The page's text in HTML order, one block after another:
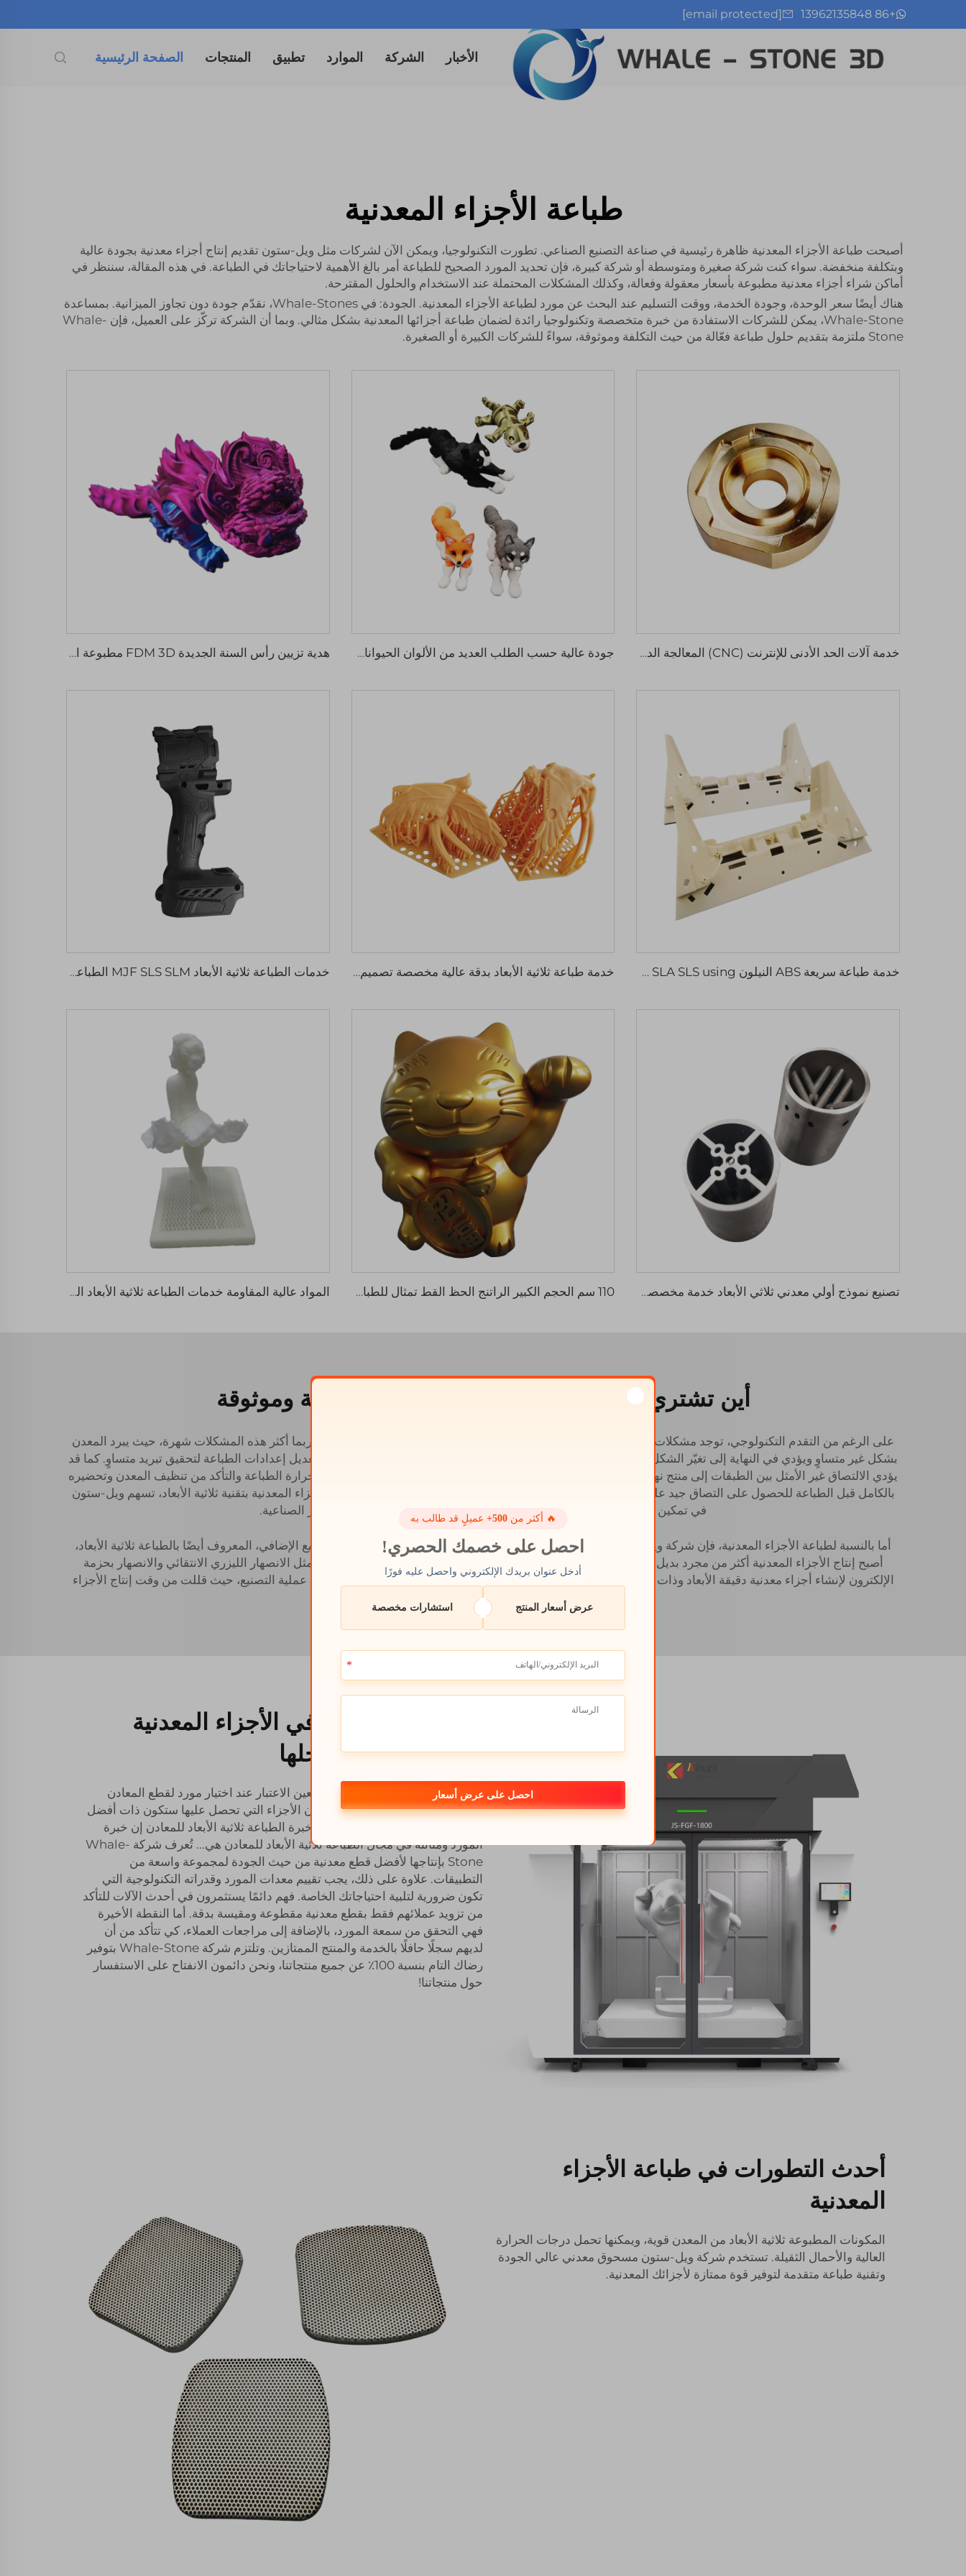
+86 13962135848
[email protected]
الصفحة الرئيسية المنتجات تطبيق الموارد الشركة الأخبار
طباعة الأجزاء المعدنية
أصبحت طباعة الأجزاء المعدنية ظاهرة رئيسية في صناعة التصنيع الصناعي. تطورت التكنولوجيا، ويمكن الآن لشركات مثل ويل-ستون تقديم إنتاج أجزاء معدنية بجودة عالية
وبتكلفة منخفضة. سواء كنت شركة صغيرة ومتوسطة أو شركة كبيرة، فإن تحديد المورد الصحيح للطباعة أمر بالغ الأهمية لاحتياجاتك في الطباعة. في هذه المقالة، سننظر في
أماكن شراء أجزاء معدنية مطبوعة بأسعار معقولة وفعالة، وكذلك المشكلات المحتملة عند الاستخدام والحلول المقترحة.
هناك أيضًا سعر الوحدة، وجودة الخدمة، ووقت التسليم عند البحث عن مورد لطباعة الأجزاء المعدنية. الجودة: في Whale-Stones، نقدّم جودة دون تجاوز الميزانية. بمساعدة
Whale-Stone، يمكن للشركات الاستفادة من خبرة متخصصة وتكنولوجيا رائدة لضمان طباعة أجزائها المعدنية بشكل مثالي. وبما أن الشركة تركّز على العميل، فإن Whale-
Stone ملتزمة بتقديم حلول طباعة فعّالة من حيث التكلفة وموثوقة، سواءً للشركات الكبيرة أو الصغيرة.
خدمة آلات الحد الأدنى للإنترنت (CNC) المعالجة الدقيقة قطع الفولاذ المقاوم للصدأ والألومنيوم المزروعة والمتحولة مكونات الغيار نوع الحفر جودة عالية حسب الطلب العديد من الألوان الحيوانات المطبوعة 3d ألعاب الأطفال لجمع وتخفيف التوتر هدية تزيين رأس السنة الجديدة FDM 3D مطبوعة الصينية الرقص الأسد الهدايا المهنية التقليدية مهرجان
خدمة طباعة سريعة ABS النيلون SLA SLS using مادة راتنج ثلاثية الأبعاد وتشغيل دقيق خدمة طباعة ثلاثية الأبعاد بدقة عالية مخصصة تصميم نماذج شمع أحمر احترافي باستخدام راتنج خدمات الطباعة ثلاثية الأبعاد MJF SLS SLM الطباعة ثلاثية الأبعاد الصلب المقاوم للصدأ عالية الجودة
تصنيع نموذج أولي معدني ثلاثي الأبعاد خدمة مخصصة للفولاذ المقاوم للصدأ والألومنيوم قطع معدنية مطبوعة ثلاثية الأبعاد 110 سم الحجم الكبير الراتنج الحظ القط تمثال للطباعة ثلاثية الأبعاد رش طلاء مع التصنيع الدقيق المواد عالية المقاومة خدمات الطباعة ثلاثية الأبعاد المنتجات المطبوعة ثلاثية الأبعاد بالراتنج المخصصة لتدريس الفن
أين تشتري أجزاء معدنية مطبوعة بأسعار معقولة وموثوقة
على الرغم من التقدم التكنولوجي، توجد مشكلات عامة تحدث بشكل شائع أثناء طباعة المكونات المعدنية. إن الانحناء هو ربما أكثر هذه المشكلات شهرة، حيث يبرد المعدن
بشكل غير متساوٍ ويؤدي في النهاية إلى تغيّر الشكل. وللتغلب على ذلك، تقترح شركة ويل-ستون استخدام هياكل داعمة وتعديل إعدادات الطباعة لتحقيق تبريد متساوٍ. كما قد
يؤدي الالتصاق غير الأمثل بين الطبقات إلى منتج نهائي ضعيف من حيث القوة الفيزيائية. وتوصي ويل-ستون بتعديل درجة حرارة الطباعة والتأكد من تنظيف المعدن وتحضيره
بالكامل قبل الطباعة للحصول على التصاق جيد على الأشكال. ومن خلال التغلب على أكثر التحديات شيوعاً في طباعة الأجزاء المعدنية بتقنية ثلاثية الأبعاد، تسهم ويل-ستون
في تمكين الشركات من التركيز على تطوير منتجات عالية الجودة والامتثال للمعايير الصناعية.
أما بالنسبة لطباعة الأجزاء المعدنية، فإن شركة ويل-ستون تتماشى مع أحدث التقنيات الحديثة اليوم. وبفضل ظهور التصنيع الإضافي، المعروف أيضًا بالطباعة ثلاثية الأبعاد،
أصبح إنتاج الأجزاء المعدنية أكثر من مجرد بديل أرخص وأسرع للعمليات القديمة. وتستخدم ويل-ستون معدات متقدمة مثل الانصهار الليزري الانتقائي والانصهار بحزمة
الإلكترون لإنشاء أجزاء معدنية دقيقة الأبعاد وذات جودة عالية تناسب التطبيقات المتقدمة. وقد غيرت هذه التطورات تمامًا عملية التصنيع، حيث قللت من وقت إنتاج الأجزاء
والنفايات المادية.
المشاكل الشائعة في الأجزاء المعدنية
المطبوعة وكيفية حلها
هناك بعض الأمور التي يجب أخذها بعين الاعتبار عند اختيار مورد لقطع المعادن
المطبوعة، بحيث يمكنك التأكد من أن الأجزاء التي تحصل عليها ستكون ذات أفضل
جودة على هذا الكوكب. 1) الخبرة / خبرة الطباعة ثلاثية الأبعاد للمعادن إن خبرة
المورد ومتانته في مجال الطباعة ثلاثية الأبعاد للمعادن هي... تُعرف شركة Whale-
Stone بإنتاجها لأفضل قطع معدنية من حيث الجودة لمجموعة واسعة من
التطبيقات. علاوة على ذلك، يجب تقييم معدات المورد وقدراته التكنولوجية التي
تكون ضرورية لتلبية احتياجاتك الخاصة. فهم دائمًا يستثمرون في أحدث الآلات للتأكد
من تزويد عملائهم فقط بقطع معدنية مقطوعة ومقيسة بدقة. أما النقطة الأخيرة
فهي التحقق من سمعة المورد، بالإضافة إلى مراجعات العملاء، كي تتأكد من أن
لديهم سجلًا حافلًا بالخدمة والمنتج الممتازين. وتلتزم شركة Whale-Stone بتوفير
رضاك التام بنسبة 100٪ عن جميع منتجاتنا، ونحن دائمون الانفتاح على الاستفسار
حول منتجاتنا!
أحدث التطورات في طباعة الأجزاء
المعدنية
المكونات المطبوعة ثلاثية الأبعاد من المعدن قوية، ويمكنها تحمل درجات الحرارة
العالية والأحمال الثقيلة. تستخدم شركة ويل-ستون مسحوق معدني عالي الجودة
وتقنية طباعة متقدمة لتوفير قوة ممتازة لأجزائك المعدنية.
🔥 أكثر من500+ عميلٍ قد طالب به
احصل على خصمك الحصري!
أدخل عنوان بريدك الإلكتروني واحصل عليه فورًا
عرض أسعار المنتج استشارات مخصصة
احصل على عرض أسعار